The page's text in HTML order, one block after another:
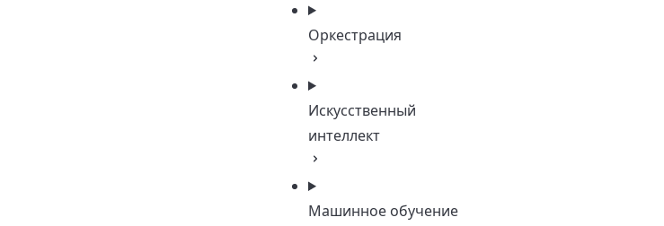
Оркестрация
Искусственный
интеллект
Машинное обучение